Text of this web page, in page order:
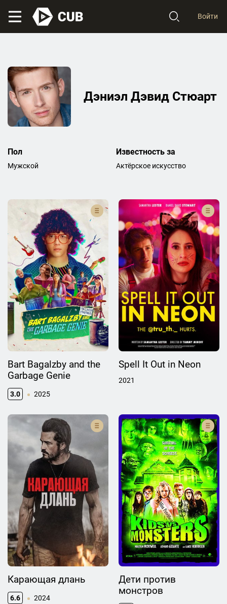
Войти
Дэниэл Дэвид Стюарт
Пол
Мужской
Известность за
Актёрское искусство
Bart Bagalzby and the
Garbage Genie
3.0 2025
Spell It Out in Neon
2021
Карающая длань
6.6 2024
Дети против
монстров